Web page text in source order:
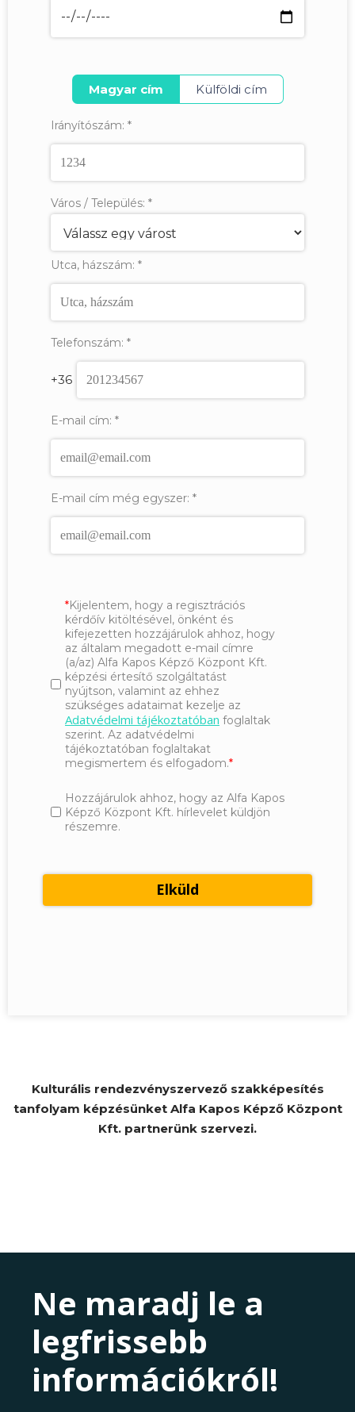
Magyar cím Külföldi cím
Irányítószám: *
Város / Település: *
Utca, házszám: *
Telefonszám: *
+36
E-mail cím: *
E-mail cím még egyszer: *
Kijelentem, hogy a regisztrációs
kérdőív kitöltésével, önként és
kifejezetten hozzájárulok ahhoz, hogy
az általam megadott e-mail címre
(a/az) Alfa Kapos Képző Központ Kft.
képzési értesítő szolgáltatást
nyújtson, valamint az ehhez
szükséges adataimat kezelje az
Adatvédelmi tájékoztatóban foglaltak
szerint. Az adatvédelmi
tájékoztatóban foglaltakat
megismertem és elfogadom.
Hozzájárulok ahhoz, hogy az Alfa Kapos
Képző Központ Kft. hírlevelet küldjön
részemre.
Kulturális rendezvényszervező szakképesítés
tanfolyam képzésünket Alfa Kapos Képző Központ
Kft. partnerünk szervezi.
Ne maradj le a
legfrissebb
információkról!